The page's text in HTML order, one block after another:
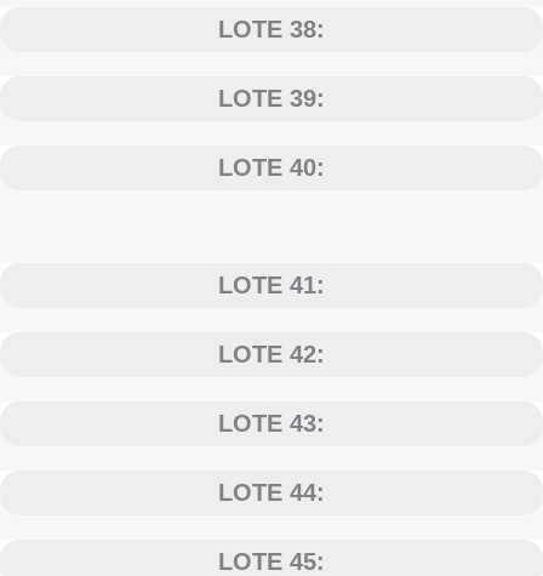
LOTE 38:
LOTE 39:
LOTE 40:
LOTE 41:
LOTE 42:
LOTE 43:
LOTE 44:
LOTE 45: